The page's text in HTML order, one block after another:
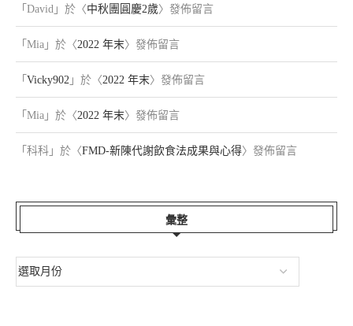
「 David 」於〈中秋團圓慶2歲〉發佈留言
「 Mia 」於〈2022 年末〉發佈留言
「 Vicky902 」於〈2022 年末〉發佈留言
「 Mia 」於〈2022 年末〉發佈留言
「 科科 」於〈FMD-新陳代謝飲食法成果與心得〉發佈留言
彙整